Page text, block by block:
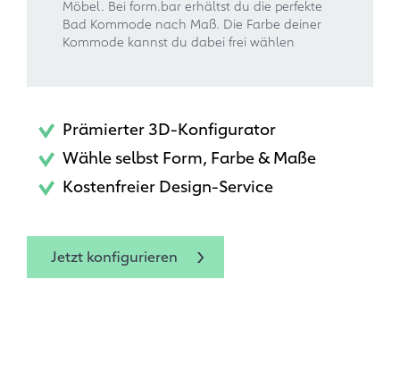
Möbel. Bei form.bar erhältst du die perfekte
Bad Kommode nach Maß. Die Farbe deiner
Kommode kannst du dabei frei wählen
Prämierter 3D-Konfigurator
Wähle selbst Form, Farbe & Maße
Kostenfreier Design-Service
Jetzt konfigurieren